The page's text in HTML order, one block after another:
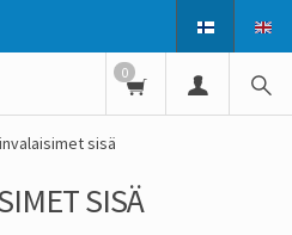
0
sisä
SISÄ